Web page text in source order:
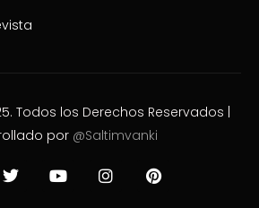
Todos los Derechos Reservados |
por @Saltimvanki